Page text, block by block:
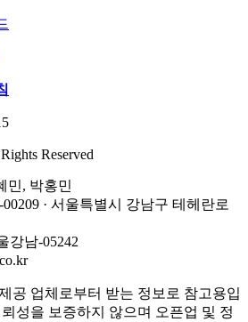
Reserved
민, 박홍민
· 서울특별시 강남구 테헤란로
강남-05242
공 업체로부터 받는 정보로 참고용입
성을 보증하지 않으며 오픈업 및 정